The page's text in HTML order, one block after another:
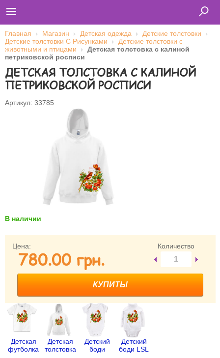
Главная
Футболки
Толстовки (кенгурушки)
Свитшоты
Бейсболки
Имя пользователя (логин)
Запомнить меня
Забыли имя пользователя (логин)?
Регистрация
Главная Магазин Детская одежда
Детские толстовки
Детские толстовки С Рисунками
Детские толстовки с
животными и птицами
Детская толстовка с калиной
петриковской росписи
ДЕТСКАЯ ТОЛСТОВКА С КАЛИНОЙ
ПЕТРИКОВСКОЙ РОСПИСИ
Артикул: 33785
В наличии
Цена:
780.00 грн.
Количество
Детская
футболка
Детская
толстовка
Детский
боди
Детский
боди LSL